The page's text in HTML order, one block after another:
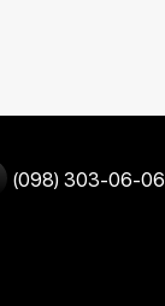
(098) 303-06-06